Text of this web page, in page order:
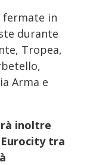
fermate in
durante
Tropea,
Arma e
inoltre
tra